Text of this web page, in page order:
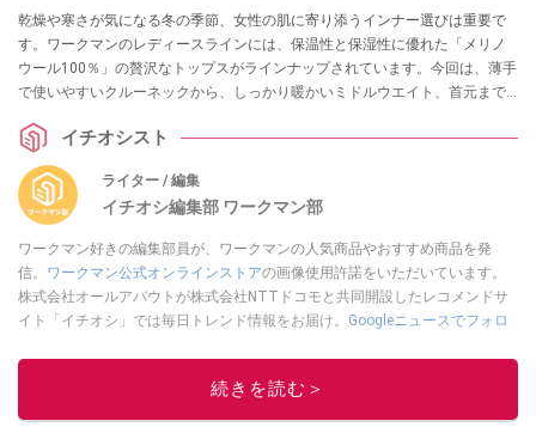
乾燥や寒さが気になる冬の季節、女性の肌に寄り添うインナー選びは重要で
す。ワークマンのレディースラインには、保温性と保湿性に優れた「メリノ
ウール100％」の贅沢なトップスがラインナップされています。今回は、薄手
で使いやすいクルーネックから、しっかり暖かいミドルウエイト、首元まで
イチオシスト
ライター / 編集
イチオシ編集部 ワークマン部
ワークマン好きの編集部員が、ワークマンの人気商品やおすすめ商品を発
信。 ワークマン公式オンラインストアの画像使用許諾をいただいています。
株式会社オールアバウトが株式会社NTTドコモと共同開設したレコメンドサ
イト「イチオシ」では毎日トレンド情報をお届け。 Googleニュースでフォロ
このイチオシストの他の記事を読む
続きを読む＞